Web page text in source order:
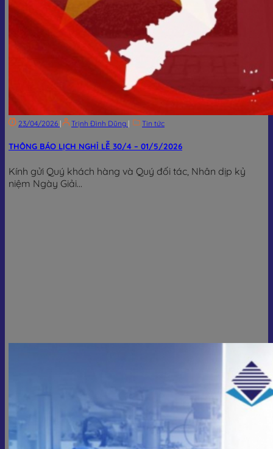
23/04/2026 | Trịnh Đình Dũng | Tin tức
THÔNG BÁO LỊCH NGHỈ LỄ 30/4 – 01/5/2026
Kính gửi Quý khách hàng và Quý đối tác, Nhân dịp kỷ
niệm Ngày Giải...